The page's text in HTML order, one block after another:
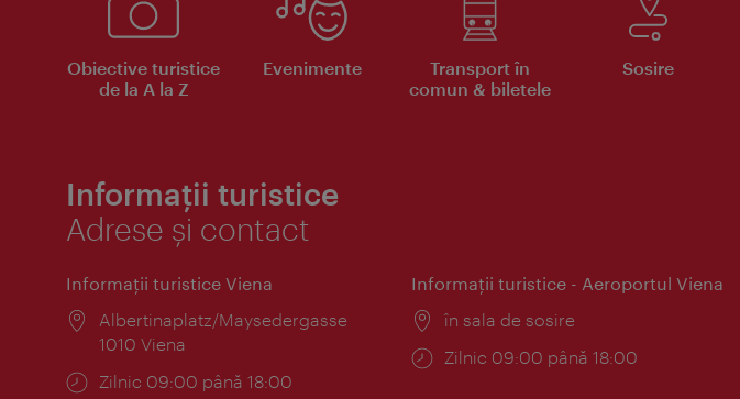
Obiective turistice
de la A la Z
Evenimente
Transport în
comun & biletele
Sosire
Informații turistice
Adrese și contact
Informaţii turistice Viena
Locul:
Albertinaplatz/Maysedergasse
1010 Viena
Program:
Zilnic 09:00 până 18:00
Informaţii turistice - Aeroportul Viena
Locul:
în sala de sosire
Program:
Zilnic 09:00 până 18:00